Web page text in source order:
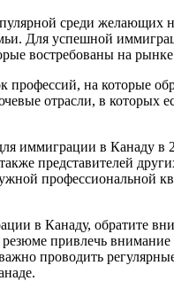
среди желающих
Для успешной
востребованы на рынке
профессий, на которые
отрасли, в которых
иммиграции в Канаду в
представителей
профессиональной
в Канаду, обратите
привлечь внимание
проводить